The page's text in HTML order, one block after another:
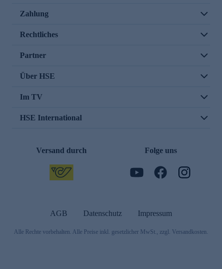
Zahlung
Rechtliches
Partner
Über HSE
Im TV
HSE International
Versand durch Folge uns
AGB Datenschutz Impressum
Alle Rechte vorbehalten. Alle Preise inkl. gesetzlicher MwSt., zzgl. Versandkosten.